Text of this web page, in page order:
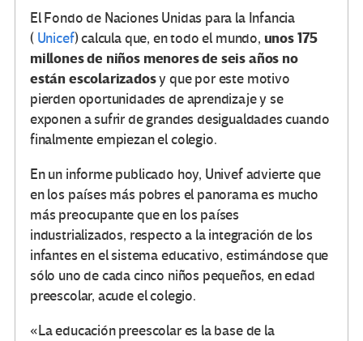
El Fondo de Naciones Unidas para la Infancia
( Unicef) calcula que, en todo el mundo, unos 175
millones de niños menores de seis años no
están escolarizadosy que por este motivo
pierden oportunidades de aprendizaje y se
exponen a sufrir de grandes desigualdades cuando
finalmente empiezan el colegio.
En un informe publicado hoy, Univef advierte que
en los países más pobres el panorama es mucho
más preocupante que en los países
industrializados, respecto a la integración de los
infantes en el sistema educativo, estimándose que
sólo uno de cada cinco niños pequeños, en edad
preescolar, acude el colegio.
«La educación preescolar es la base de la